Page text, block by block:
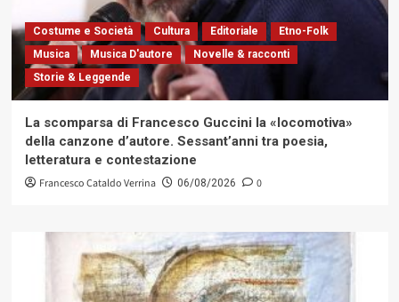
Costume e Società Cultura Editoriale
Etno-Folk
Musica
Musica D'autore
Novelle & racconti
Storie & Leggende
La scomparsa di Francesco Guccini la «locomotiva»
della canzone d’autore. Sessant’anni tra poesia,
letteratura e contestazione
Francesco Cataldo Verrina 06/08/2026 0